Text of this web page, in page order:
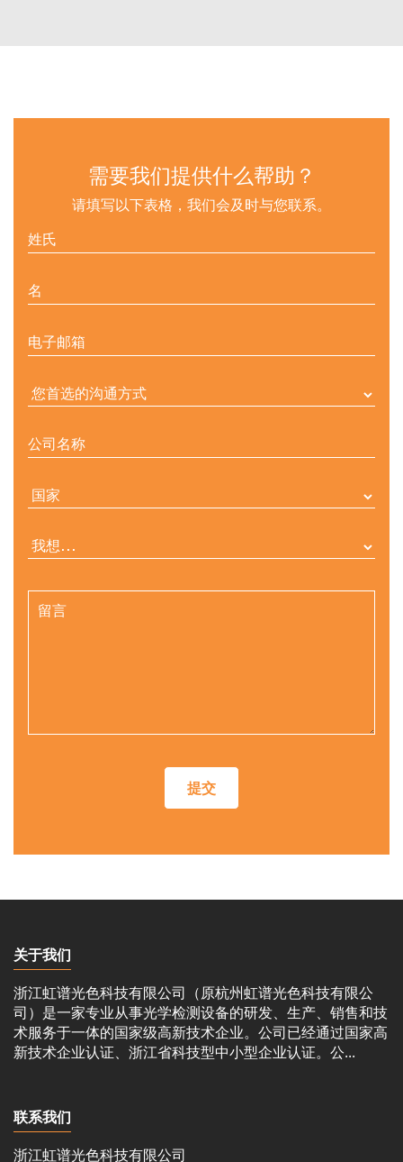
需要我们提供什么帮助？
请填写以下表格，我们会及时与您联系。
提交
关于我们
浙江虹谱光色科技有限公司（原杭州虹谱光色科技有限公
司）是一家专业从事光学检测设备的研发、生产、销售和技
术服务于一体的国家级高新技术企业。公司已经通过国家高
新技术企业认证、浙江省科技型中小型企业认证。公...
联系我们
浙江虹谱光色科技有限公司